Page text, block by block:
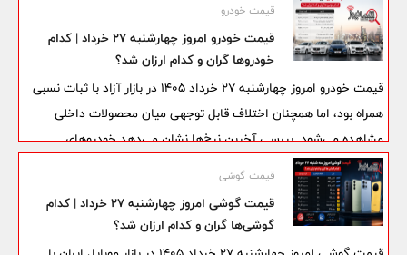
می‌شود و همچنان مهم‌ترین شاخص بازار سکه محسوب می‌شود.
قیمت خودرو
قیمت خودرو امروز چهارشنبه ۲۷ خرداد | کدام
خودروها گران و کدام ارزان شد؟
قیمت خودرو امروز چهارشنبه ۲۷ خرداد ۱۴۰۵ در بازار آزاد با ثبات نسبی
همراه بود، اما همچنان اختلاف قابل توجهی میان محصولات داخلی
مشاهده می‌شود. بررسی آخرین نرخ‌ها نشان می‌دهد خودروهای
مونتاژی و اتوماتیک در سطوح قیمتی بالاتری قرار دارند و برخی مدل‌های
اقتصادی نیز همچنان در محدوده یک میلیارد تومان معامله می‌شوند. در
این میان، ری‌را توربو، دنا پلاس اتوماتیک و پژو ۲۰۷ اتوماتیک
قیمت گوشی
قیمت گوشی امروز چهارشنبه ۲۷ خرداد | کدام
گوشی‌ها گران و کدام ارزان شد؟